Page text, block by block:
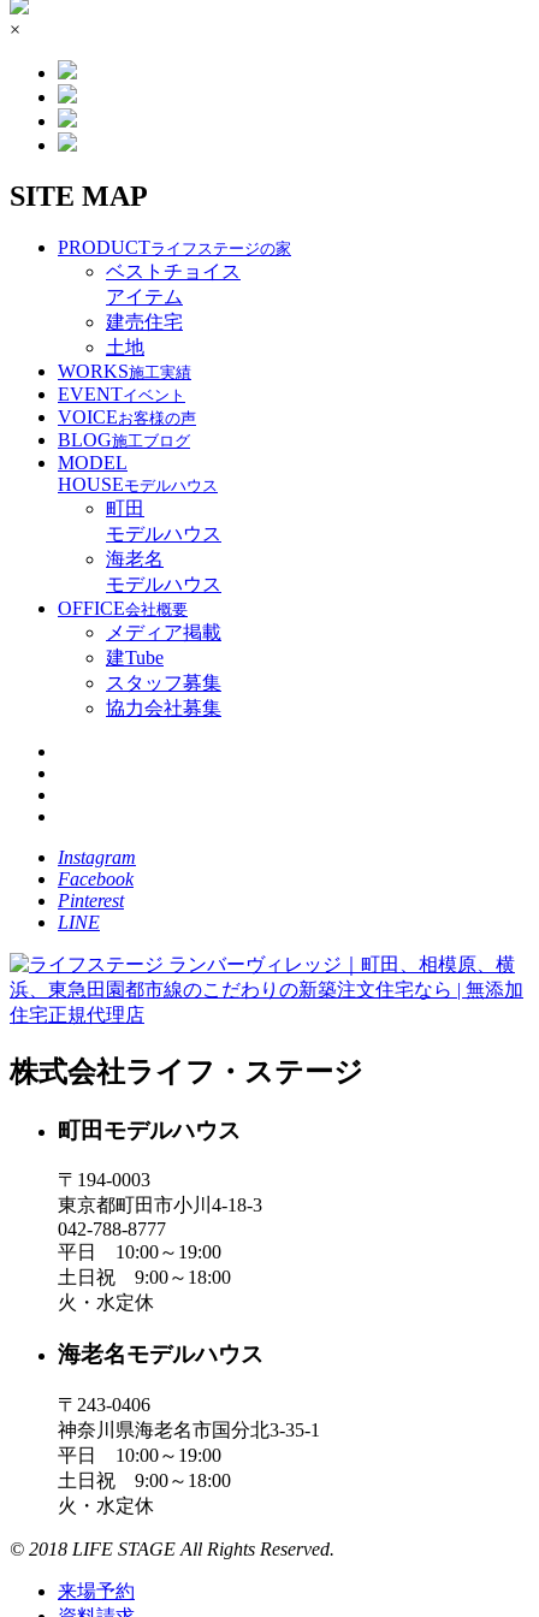
×
SITE MAP
PRODUCTライフステージの家
ベストチョイス
アイテム
建売住宅
土地
WORKS施工実績
EVENTイベント
VOICEお客様の声
BLOG施工ブログ
MODEL
HOUSEモデルハウス
町田
モデルハウス
海老名
モデルハウス
OFFICE会社概要
メディア掲載
建Tube
スタッフ募集
協力会社募集
Instagram
Facebook
Pinterest
LINE
株式会社ライフ・ステージ
町田モデルハウス
〒194-0003
東京都町田市小川4-18-3
042-788-8777
平日 10:00～19:00
土日祝 9:00～18:00
火・水定休
海老名モデルハウス
〒243-0406
神奈川県海老名市国分北3-35-1
平日 10:00～19:00
土日祝 9:00～18:00
火・水定休
© 2018 LIFE STAGE All Rights Reserved.
来場予約